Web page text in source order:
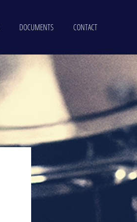
DOCUMENTS CONTACT